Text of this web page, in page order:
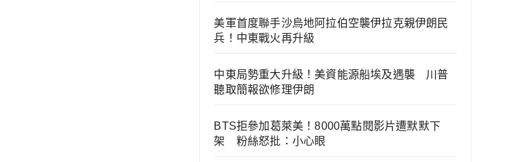
美軍首度聯手沙烏地阿拉伯空襲伊拉克親伊朗民
兵！中東戰火再升級
中東局勢重大升級！美資能源船埃及遇襲 川普
聽取簡報欲修理伊朗
BTS拒參加葛萊美！8000萬點閱影片遭默默下
架 粉絲怒批：小心眼